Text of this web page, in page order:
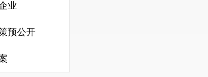
业
预公开